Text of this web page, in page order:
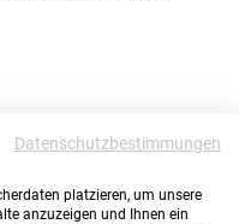
Datenschutzbestimmungen
platzieren, um unsere
anzuzeigen und Ihnen ein